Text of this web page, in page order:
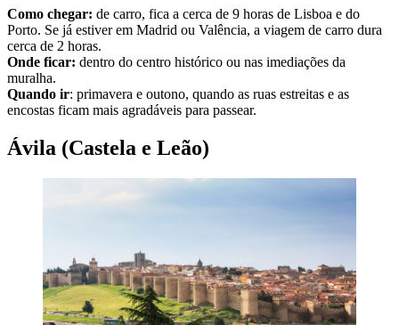
Como chegar: de carro, fica a cerca de 9 horas de Lisboa e do
Porto. Se já estiver em Madrid ou Valência, a viagem de carro dura
cerca de 2 horas.
Onde ficar: dentro do centro histórico ou nas imediações da
muralha.
Quando ir: primavera e outono, quando as ruas estreitas e as
encostas ficam mais agradáveis para passear.
Ávila (Castela e Leão)